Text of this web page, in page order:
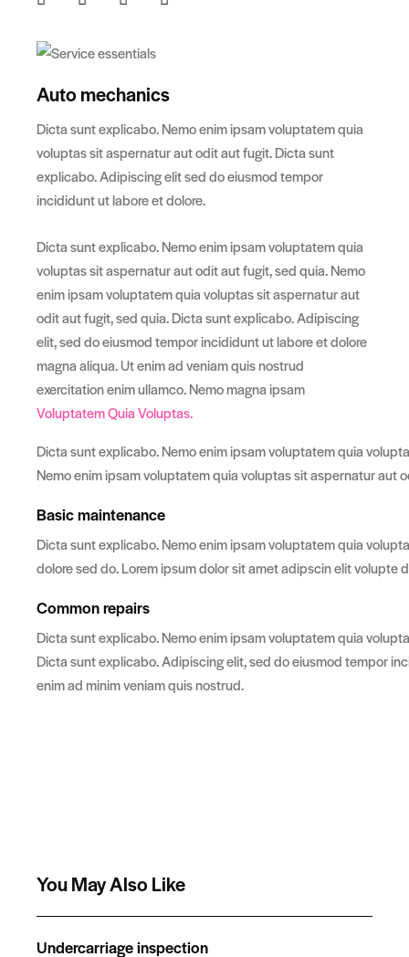
Auto mechanics
Dicta sunt explicabo. Nemo enim ipsam voluptatem quia
voluptas sit aspernatur aut odit aut fugit. Dicta sunt
explicabo. Adipiscing elit sed do eiusmod tempor
incididunt ut labore et dolore.
Dicta sunt explicabo. Nemo enim ipsam voluptatem quia
voluptas sit aspernatur aut odit aut fugit, sed quia. Nemo
enim ipsam voluptatem quia voluptas sit aspernatur aut
odit aut fugit, sed quia. Dicta sunt explicabo. Adipiscing
elit, sed do eiusmod tempor incididunt ut labore et dolore
magna aliqua. Ut enim ad veniam quis nostrud
exercitation enim ullamco. Nemo magna ipsam
Voluptatem Quia Voluptas.
Dicta sunt explicabo. Nemo enim ipsam voluptatem quia
Nemo enim ipsam voluptatem quia voluptas sit aspernatur aut
Basic maintenance
Dicta sunt explicabo. Nemo enim ipsam voluptatem quia
dolore sed do. Lorem ipsum dolor sit amet adipscin elit volupte
Common repairs
Dicta sunt explicabo. Nemo enim ipsam voluptatem quia
Dicta sunt explicabo. Adipiscing elit, sed do eiusmod tempor
enim ad minim veniam quis nostrud.
You May Also Like
Undercarriage inspection